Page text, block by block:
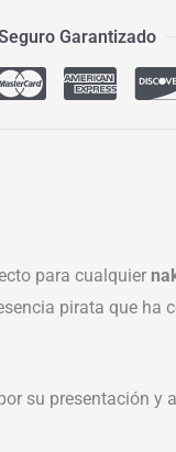
Garantizado
para cualquier
pirata que ha
su presentación y